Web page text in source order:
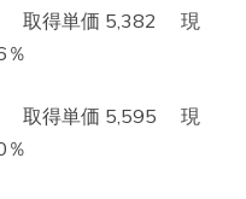
取得単価 5,382 現
取得単価 5,595 現